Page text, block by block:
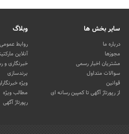
سایر بخش ها
درباره ما
مجوزها
مشتریان اخبار رسمی
سوالات متداول
قوانین
از رپورتاژ آگهی تا کمپین رسانه ای
وبلاگ
روابط عمومی
آنلاین
خبرنگاری و
برندسازی
ویژه
مطالب ویژه
رپورتاژ آگهی